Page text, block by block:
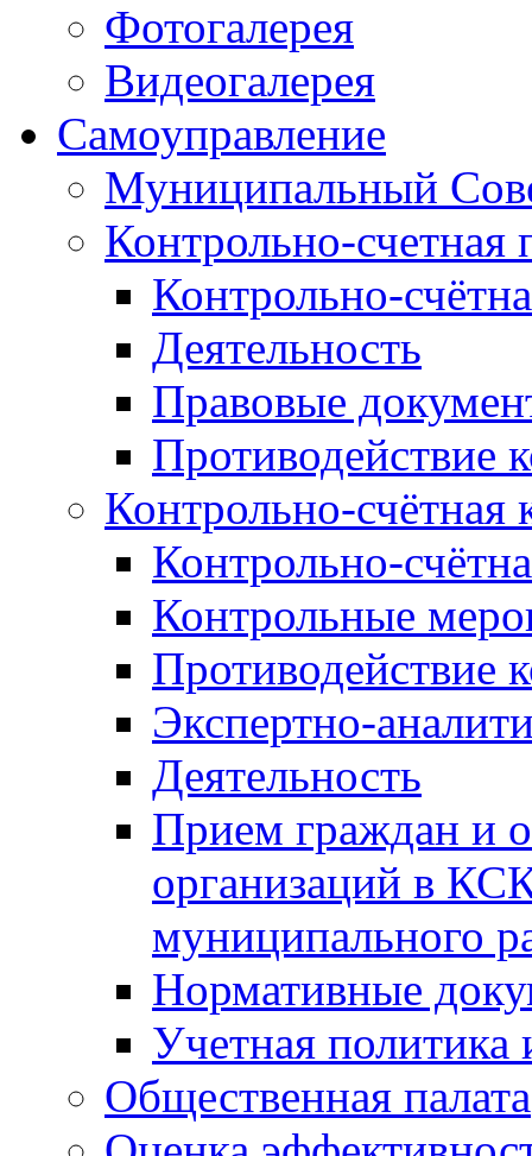
Фотогалерея
Видеогалерея
Самоуправление
Муниципальный
Контрольно-счетная
Контрольно-
Деятельность
Правовые
Противодействие
Контрольно-счётная
Контрольно-
Контрольные
Противодействие
Экспертно-
Деятельность
Прием граждан и
организаций в
муниципального
Нормативные
Учетная политика
Общественная палата